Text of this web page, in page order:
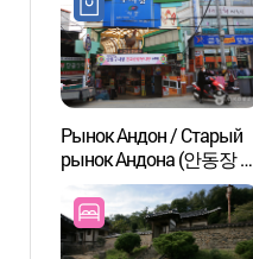
Рынок Андон / Старый
рынок Андона (안동장 /
안동구시장(2, 7일))